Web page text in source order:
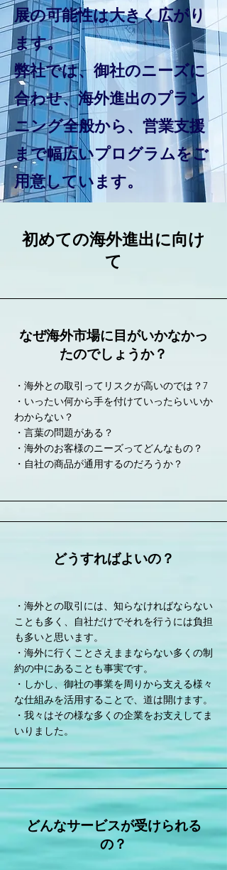
展の可能性は大きく広がり
ます。
弊社では、御社のニーズに
合わせ、海外進出のプラン
ニング全般から、営業支援
まで幅広いプログラムをご
用意しています。
初めての海外進出に向け
て
なぜ海外市場に目がいかなかっ
たのでしょうか？
・海外との取引ってリスクが高いのでは？7
・いったい何から手を付けていったらいいか
わからない？
・言葉の問題がある？
​・海外のお客様のニーズってどんなもの？
​・自社の商品が通用するのだろうか？
​どうすればよいの？
・海外との取引には、知らなければならない
ことも多く、自社だけでそれを行うには負担
も多いと思います。
・海外に行くことさえままならない多くの制
約の中にあることも事実です。
・しかし、御社の事業を周りから支える様々
な仕組みを活用することで、道は開けます。
・我々はその様な多くの企業をお支えしてま
いりました。
どんなサービスが受けられる
の？